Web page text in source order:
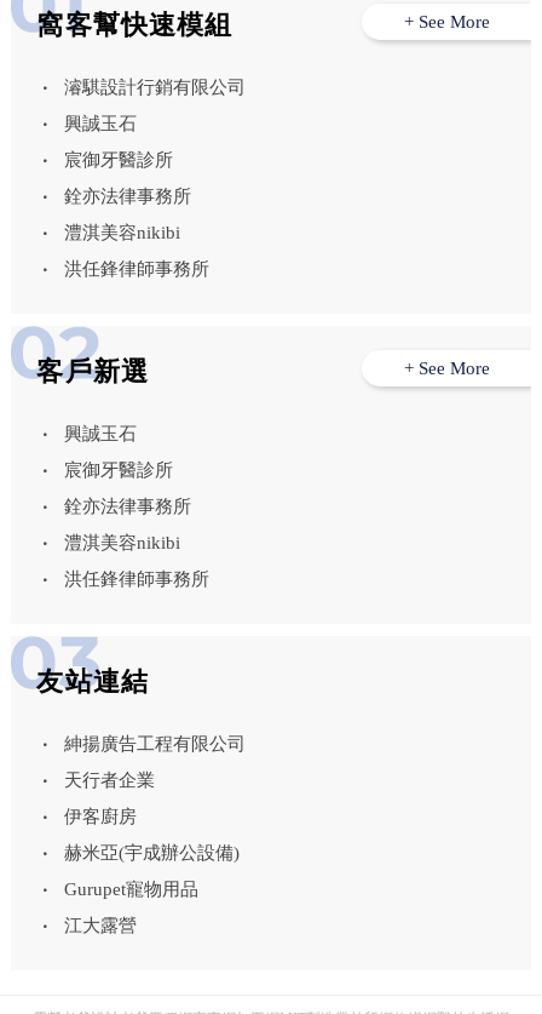
窩客幫快速模組
濬騏設計行銷有限公司
興誠玉石
宸御牙醫診所
銓亦法律事務所
澧淇美容nikibi
洪任鋒律師事務所
+ See More
客戶新選
興誠玉石
宸御牙醫診所
銓亦法律事務所
澧淇美容nikibi
洪任鋒律師事務所
+ See More
友站連結
紳揚廣告工程有限公司
天行者企業
伊客廚房
赫米亞(宇成辦公設備)
Gurupet寵物用品
江大露營